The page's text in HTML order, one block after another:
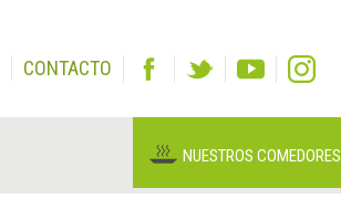
CONTACTO
NUESTROS COMEDORES